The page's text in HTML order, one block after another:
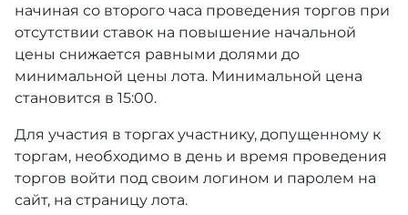
начиная со второго часа проведения торгов при
отсутствии ставок на повышение начальной
цены снижается равными долями до
минимальной цены лота. Минимальной цена
становится в 15:00.
Для участия в торгах участнику, допущенному к
торгам, необходимо в день и время проведения
торгов войти под своим логином и паролем на
сайт, на страницу лота.